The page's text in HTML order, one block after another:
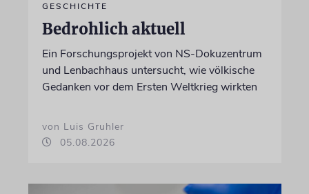
GESCHICHTE
Bedrohlich aktuell
Ein Forschungsprojekt von NS-Dokuzentrum
und Lenbachhaus untersucht, wie völkische
Gedanken vor dem Ersten Weltkrieg wirkten
von Luis Gruhler
05.08.2026